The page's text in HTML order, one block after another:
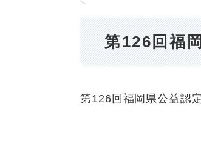
第126回福
第126回福岡県公益認